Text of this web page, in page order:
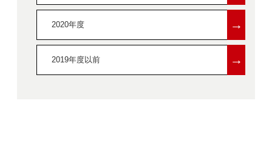
2020年度 →
2019年度以前 →